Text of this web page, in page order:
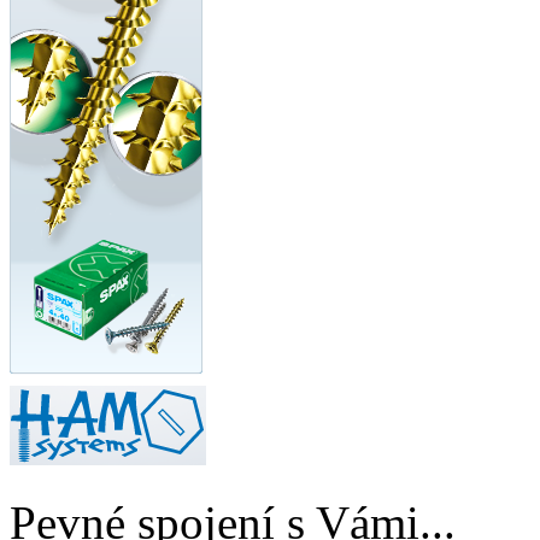
Pevné spojení s Vámi...